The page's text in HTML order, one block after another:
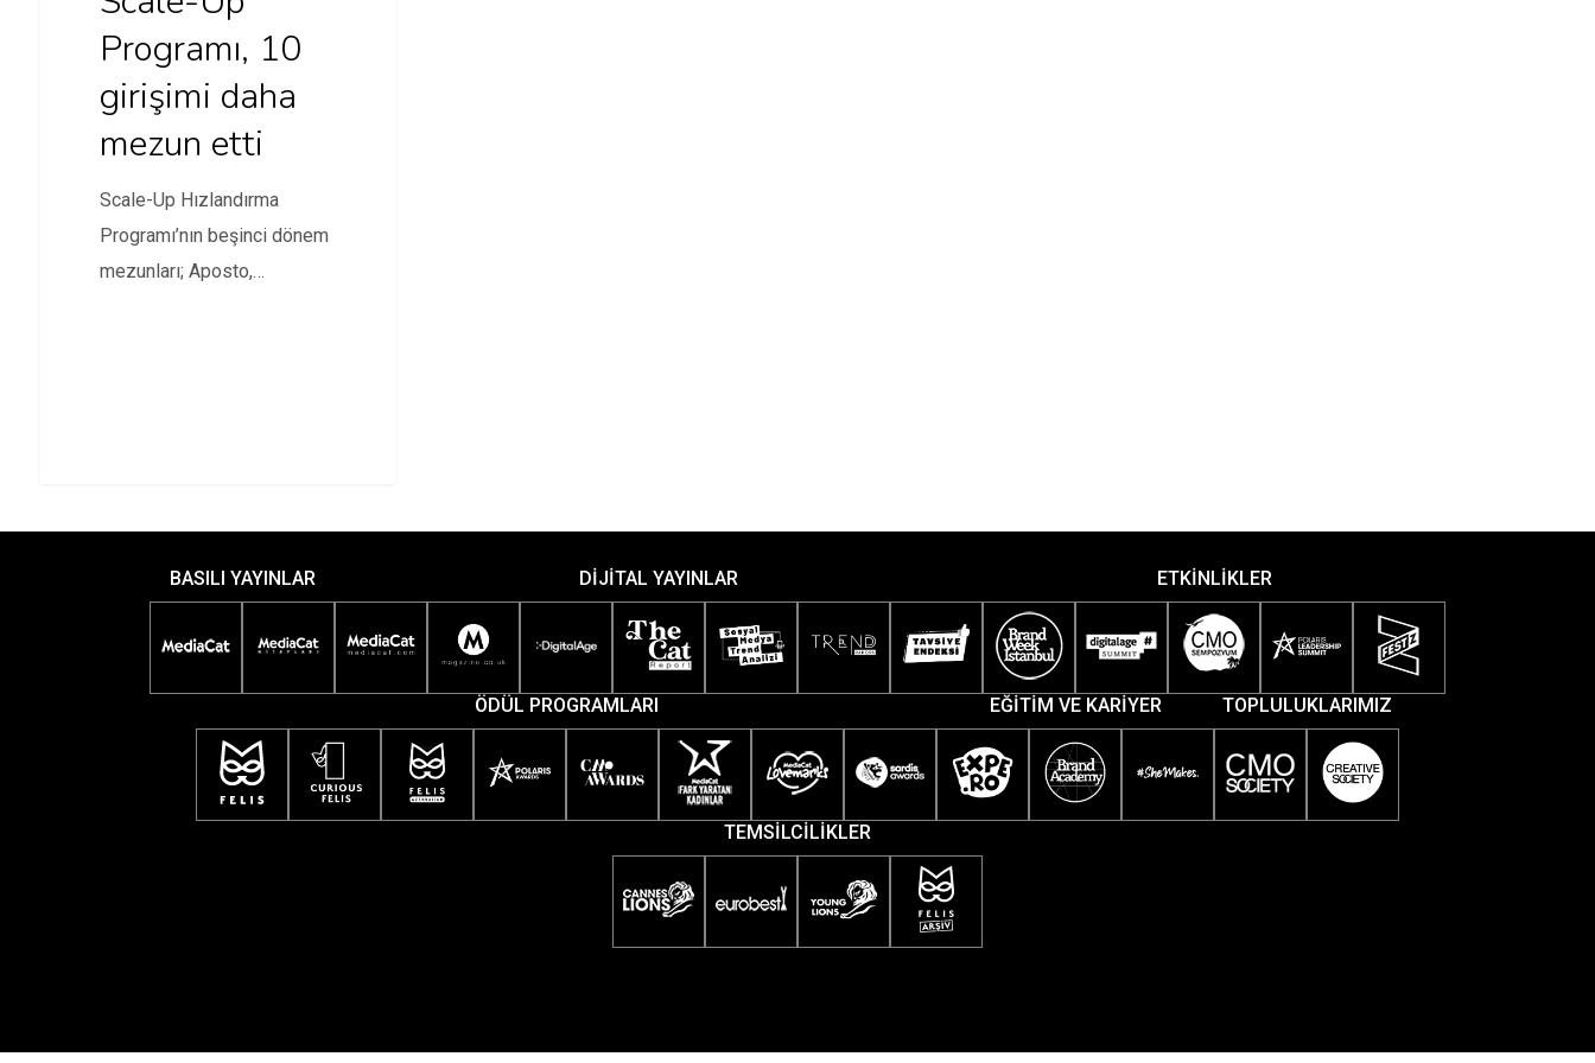
Programı, 10
girişimi daha
mezun etti
Scale-Up Hızlandırma
Programı’nın beşinci dönem
mezunları; Aposto,
BASILI YAYINLAR DİJİTAL YAYINLAR ETKİNLİKLER
ÖDÜL PROGRAMLARI EĞİTİM VE KARİYER TOPLULUKLARIMIZ
TEMSİLCİLİKLER